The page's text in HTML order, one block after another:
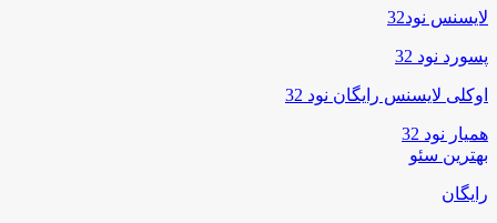
لایسنس نود32
پسورد نود 32
اوکلی لایسنس رایگان نود 32
همیار نود 32
بهترین سئو
رایگان